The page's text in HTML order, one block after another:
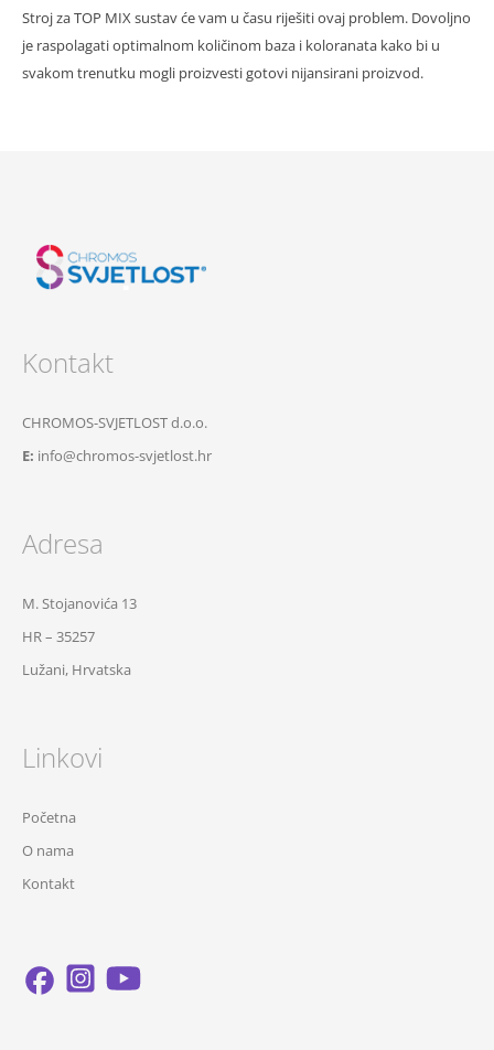
Stroj za TOP MIX sustav će vam u času riješiti ovaj problem. Dovoljno
je raspolagati optimalnom količinom baza i koloranata kako bi u
svakom trenutku mogli proizvesti gotovi nijansirani proizvod.
Kontakt
CHROMOS-SVJETLOST d.o.o.
E: info@chromos-svjetlost.hr
Adresa
M. Stojanovića 13
HR – 35257
Lužani, Hrvatska
Linkovi
Početna
O nama
Kontakt